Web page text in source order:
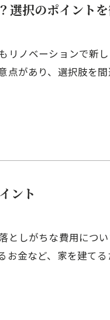
選択のポイント
リノベーションで新
点があり、選択肢を
ント
としがちな費用につ
お金など、家を建て